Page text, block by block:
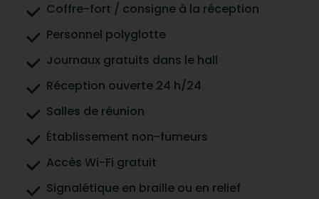
Coffre-fort / consigne à la réception
Personnel polyglotte
Journaux gratuits dans le hall
Réception ouverte 24 h/24
Salles de réunion
Établissement non-fumeurs
Accès Wi-Fi gratuit
Signalétique en braille ou en relief